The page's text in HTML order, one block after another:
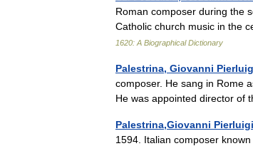
Roman composer during the
Catholic church music in the
1620: A Biographical Dictionary
Palestrina, Giovanni
composer. He sang in Rome
He was appointed director of
Palestrina,Giovanni
1594. Italian composer